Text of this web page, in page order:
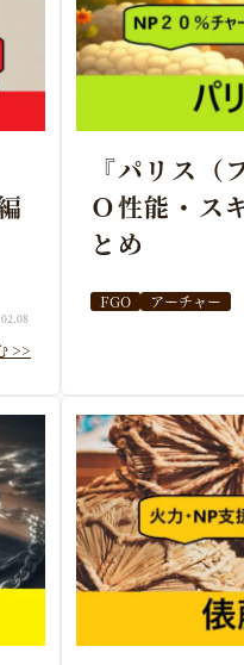
『パリス（
Ｏ性能・ス
とめ
FGO アーチャー